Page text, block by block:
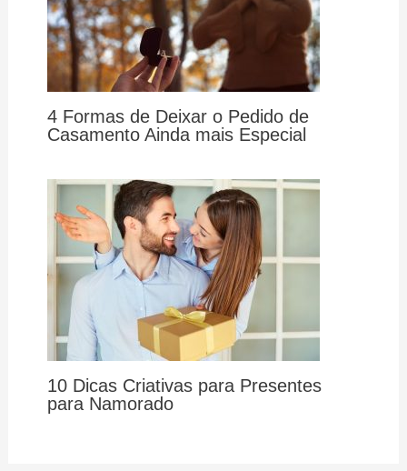
4 Formas de Deixar o Pedido de
Casamento Ainda mais Especial
10 Dicas Criativas para Presentes
para Namorado